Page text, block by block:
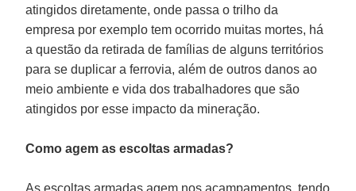
atingidos diretamente, onde passa o trilho da
empresa por exemplo tem ocorrido muitas mortes, há
a questão da retirada de famílias de alguns territórios
para se duplicar a ferrovia, além de outros danos ao
meio ambiente e vida dos trabalhadores que são
atingidos por esse impacto da mineração.
Como agem as escoltas armadas?
As escoltas armadas agem nos acampamentos, tendo